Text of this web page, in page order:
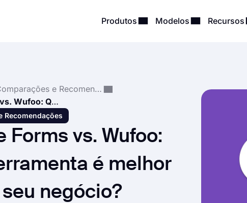
Produtos Modelos Recursos
Comparações e Recomendações
Google Forms vs. Wufoo: Qual ferramenta é melhor para o seu negócio?
Recomendações
Forms vs. Wufoo:
é melhor
negócio?